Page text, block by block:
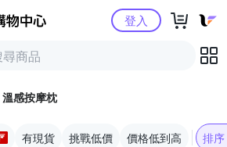
Yahoo購物中心登入
溫感按摩枕
有現貨 挑戰低價 價格低到高 排序